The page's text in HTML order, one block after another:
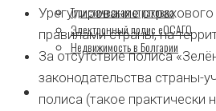
Туристическая страховка
Электронный полис еОСАГО
Недвижимость в Болгарии
Урегулирование
правилами страны, на
За отсутствие полиса
законодательства страны-
полиса (такое практически